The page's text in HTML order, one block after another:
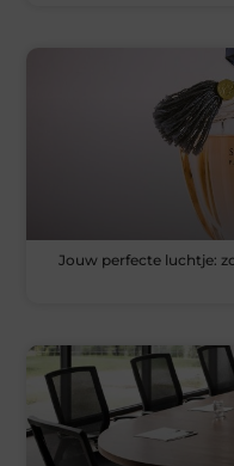
Jouw perfecte luchtje: